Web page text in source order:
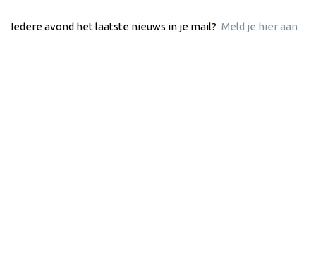
Iedere avond het laatste nieuws in je mail? Meld je hier aan